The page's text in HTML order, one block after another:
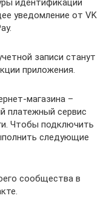
идентификации
уведомление от VK
записи станут
приложения.
магазина –
платежный сервис
Чтобы подключить
следующие
сообщества в